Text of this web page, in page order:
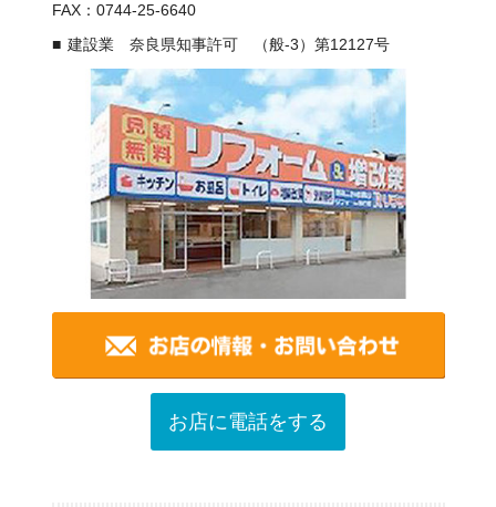
FAX：0744-25-6640
建設業 奈良県知事許可 （般-3）第12127号
お店に電話をする